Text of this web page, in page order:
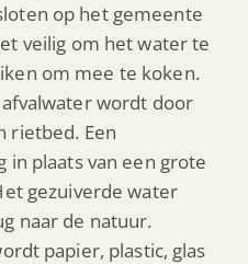
op het gemeente
veilig om het water te
om mee te koken.
wordt door
rietbed. Een
in plaats van een grote
gezuiverde water
naar de natuur.
papier, plastic, glas